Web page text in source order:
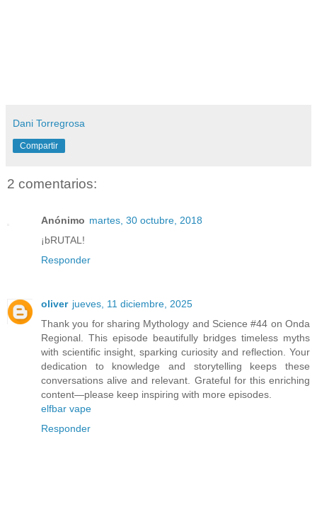
Dani Torregrosa
Compartir
2 comentarios:
Anónimo martes, 30 octubre, 2018
¡bRUTAL!
Responder
oliver jueves, 11 diciembre, 2025
Thank you for sharing Mythology and Science #44 on Onda
Regional. This episode beautifully bridges timeless myths
with scientific insight, sparking curiosity and reflection. Your
dedication to knowledge and storytelling keeps these
conversations alive and relevant. Grateful for this enriching
content—please keep inspiring with more episodes.
elfbar vape
Responder